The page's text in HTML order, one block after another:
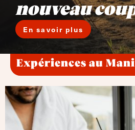
nouveau
En savoir plus
Expériences au